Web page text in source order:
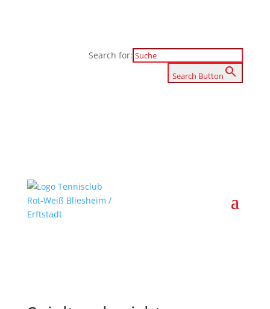
Search for:
Search Button